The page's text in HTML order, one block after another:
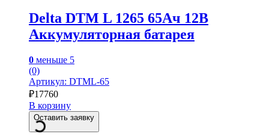
Delta DTM L 1265 65Ач 12В
Аккумуляторная батарея
0 меньше 5
(0)
Артикул: DTML-65
₽17760
В корзину
Оставить заявку